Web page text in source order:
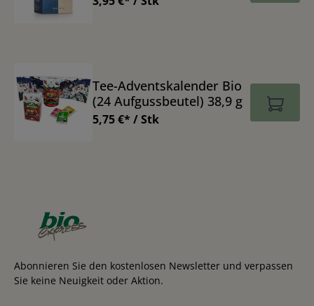
Tee-Adventskalender Bio
(24 Aufgussbeutel) 38,9 g
5,75 €* / Stk
Abonnieren Sie den kostenlosen Newsletter und verpassen
Sie keine Neuigkeit oder Aktion.